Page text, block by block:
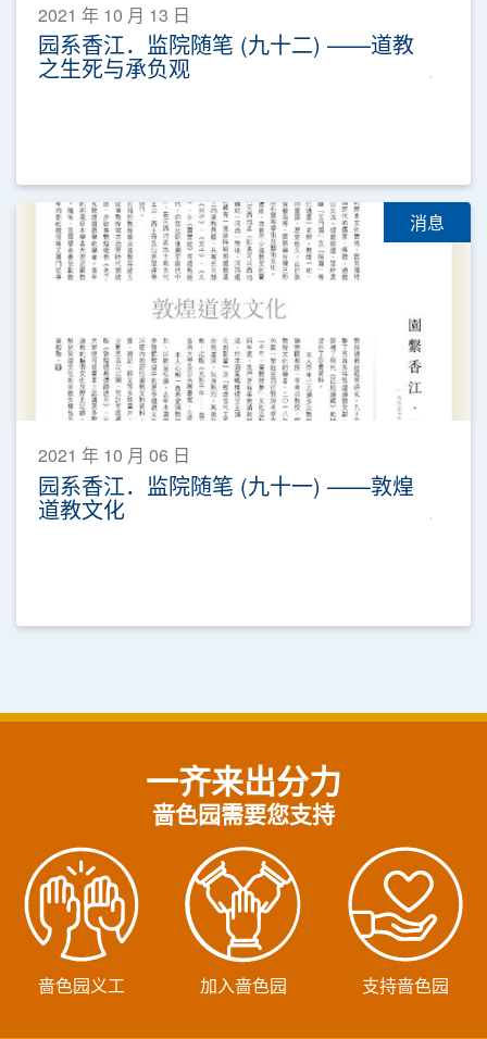
2021 年 10 月 13 日
园系香江．监院随笔 (九十二) ——道教
之生死与承负观
消息
2021 年 10 月 06 日
园系香江．监院随笔 (九十一) ——敦煌
道教文化
一齐来出分力
啬色园需要您支持
啬色园义工 加入啬色园 支持啬色园